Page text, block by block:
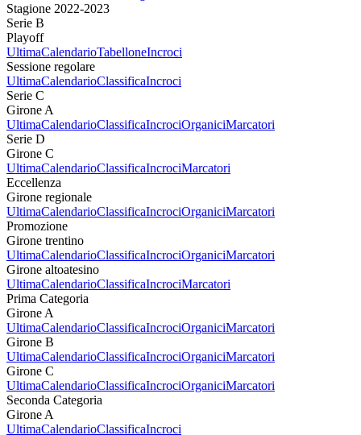
Stagione 2022-2023
Serie B
Playoff
UltimaCalendarioTabelloneIncroci
Sessione regolare
UltimaCalendarioClassificaIncroci
Serie C
Girone A
UltimaCalendarioClassificaIncrociOrganiciMarcatori
Serie D
Girone C
UltimaCalendarioClassificaIncrociMarcatori
Eccellenza
Girone regionale
UltimaCalendarioClassificaIncrociOrganiciMarcatori
Promozione
Girone trentino
UltimaCalendarioClassificaIncrociOrganiciMarcatori
Girone altoatesino
UltimaCalendarioClassificaIncrociMarcatori
Prima Categoria
Girone A
UltimaCalendarioClassificaIncrociOrganiciMarcatori
Girone B
UltimaCalendarioClassificaIncrociOrganiciMarcatori
Girone C
UltimaCalendarioClassificaIncrociOrganiciMarcatori
Seconda Categoria
Girone A
UltimaCalendarioClassificaIncroci